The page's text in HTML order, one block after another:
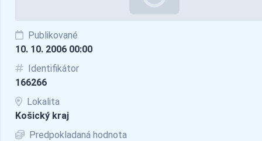
Publikované
10. 10. 2006 00:00
Identifikátor
166266
Lokalita
Košický kraj
Predpokladaná hodnota